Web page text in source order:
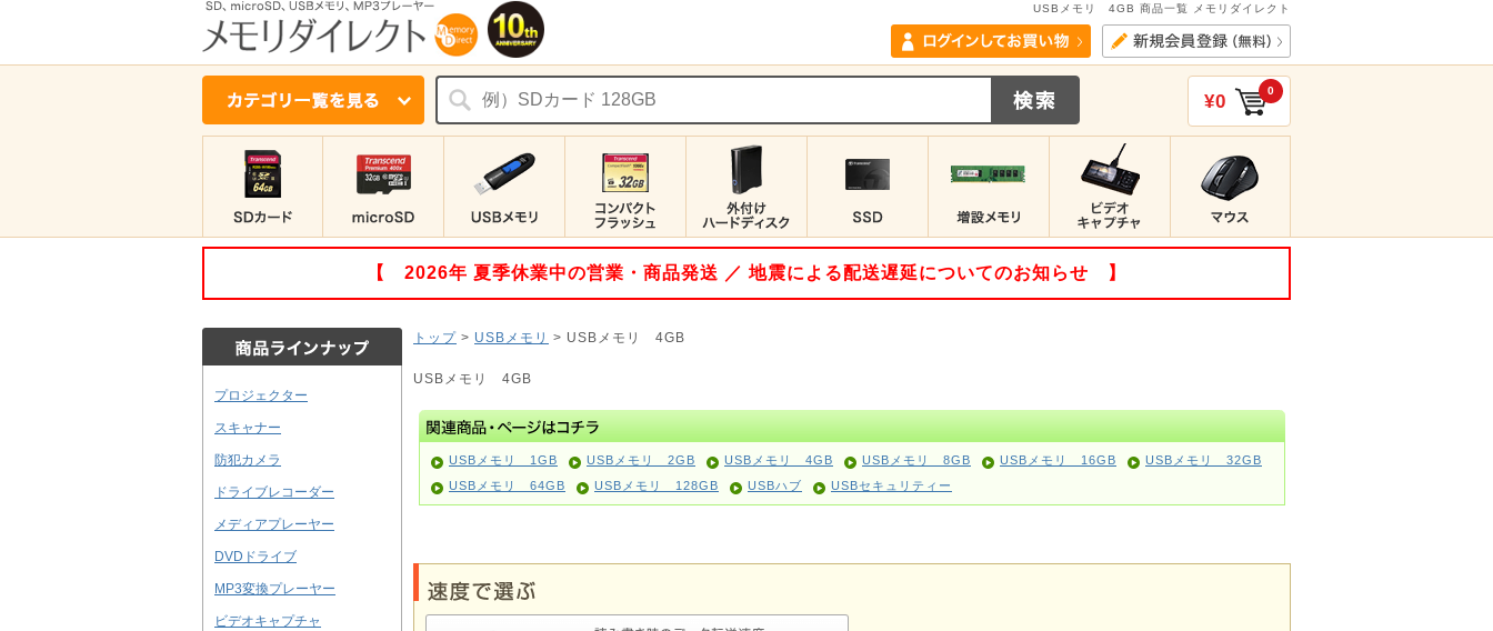
USBメモリ 4GB 商品一覧 メモリダイレクト
¥0 0
【 2026年 夏季休業中の営業・商品発送 ／ 地震による配送遅延についてのお知らせ 】
プロジェクター
スキャナー
防犯カメラ
ドライブレコーダー
メディアプレーヤー
DVDドライブ
MP3変換プレーヤー
ビデオキャプチャ
トップ > USBメモリ > USBメモリ 4GB
USBメモリ 4GB
USBメモリ 1GB USBメモリ 2GB USBメモリ 4GB USBメモリ 8GB USBメモリ 16GB
USBメモリ 32GB
USBメモリ 64GB
USBメモリ 128GB USBハブ USBセキュリティー